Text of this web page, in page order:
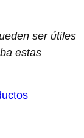
ser útiles
estas